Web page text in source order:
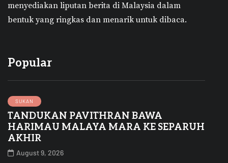
menyediakan liputan berita di Malaysia dalam
bentuk yang ringkas dan menarik untuk dibaca.
Popular
SUKAN
TANDUKAN PAVITHRAN BAWA
HARIMAU MALAYA MARA KE SEPARUH
AKHIR
August 9, 2026